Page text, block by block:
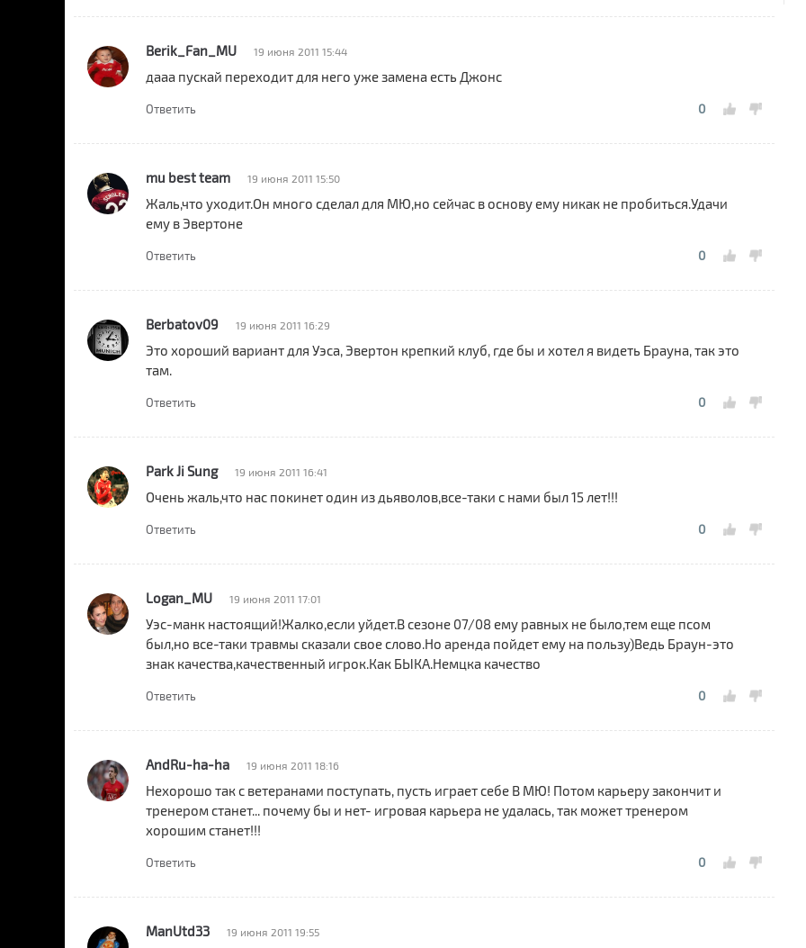
Berik_Fan_MU 19 июня 2011 15:44
дааа пускай переходит для него уже замена есть Джонс
Ответить 0
mu best team 19 июня 2011 15:50
Жаль,что уходит.Он много сделал для МЮ,но сейчас в основу ему никак не пробиться.Удачи
ему в Эвертоне
Ответить 0
Berbatov09 19 июня 2011 16:29
Это хороший вариант для Уэса, Эвертон крепкий клуб, где бы и хотел я видеть Брауна, так это
там.
Ответить 0
Park Ji Sung 19 июня 2011 16:41
Очень жаль,что нас покинет один из дьяволов,все-таки с нами был 15 лет!!!
Ответить 0
Logan_MU 19 июня 2011 17:01
Уэс-манк настоящий!Жалко,если уйдет.В сезоне 07/08 ему равных не было,тем еще псом
был,но все-таки травмы сказали свое слово.Но аренда пойдет ему на пользу)Ведь Браун-это
знак качества,качественный игрок.Как БЫКА.Немцка качество
Ответить 0
AndRu-ha-ha 19 июня 2011 18:16
Нехорошо так с ветеранами поступать, пусть играет себе В МЮ! Потом карьеру закончит и
тренером станет... почему бы и нет- игровая карьера не удалась, так может тренером
хорошим станет!!!
Ответить 0
ManUtd33 19 июня 2011 19:55